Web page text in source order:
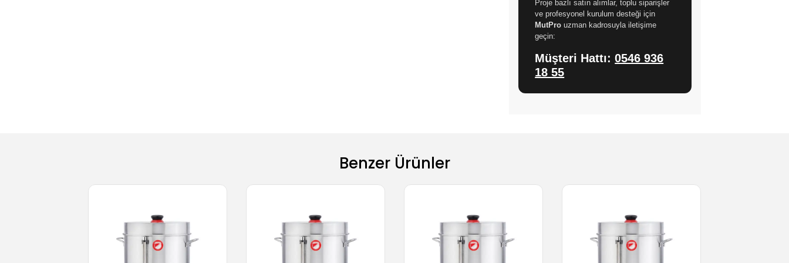
Proje bazlı satın alımlar, toplu siparişler
ve profesyonel kurulum desteği için
MutPro uzman kadrosuyla iletişime
geçin:
Müşteri Hattı:0546 936
18 55
Benzer Ürünler